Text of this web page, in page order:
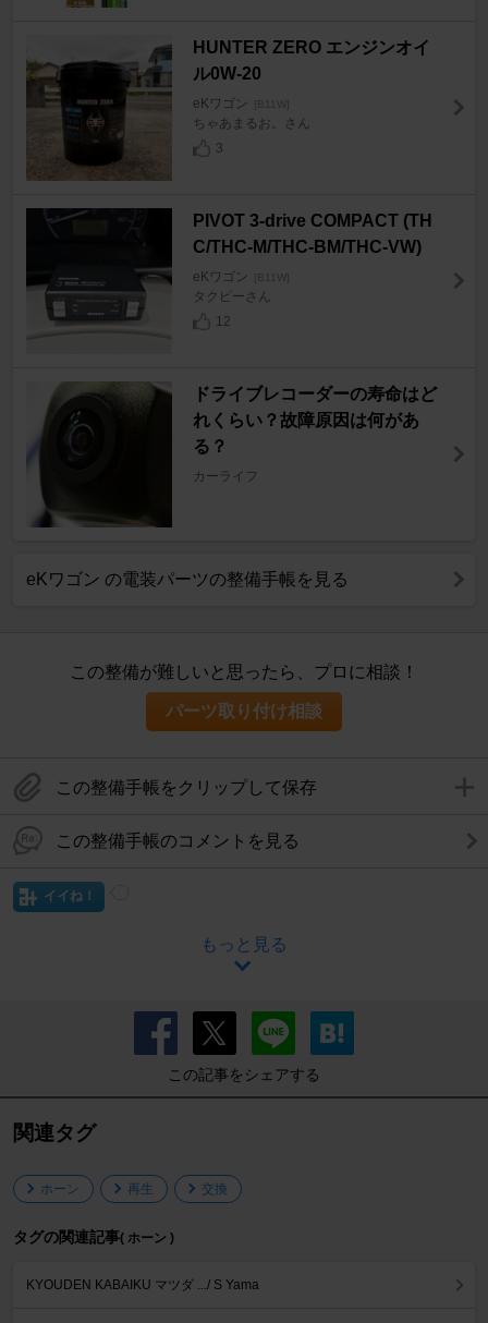
HUNTER ZERO エンジンオイ
ル0W-20
eKワゴン [B11W]
ちゃあまるお。さん
3
PIVOT 3-drive COMPACT (TH
C/THC-M/THC-BM/THC-VW)
eKワゴン [B11W]
タクピーさん
12
ドライブレコーダーの寿命はど
れくらい？故障原因は何があ
る？
カーライフ
eKワゴン の電装パーツの整備手帳を見る
この整備が難しいと思ったら、プロに相談！
パーツ取り付け相談
この整備手帳をクリップして保存
この整備手帳のコメントを見る
イイね！
もっと見る
この記事をシェアする
関連タグ
ホーン 再生 交換
タグの関連記事( ホーン )
KYOUDEN KABAIKU マツダ .../ S Yama